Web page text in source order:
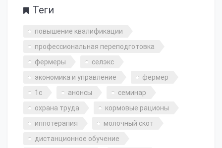
Теги
повышение квалификации
профессиональная переподготовка
фермеры
селэкс
экономика и управление
фермер
1с
анонсы
семинар
охрана труда
кормовые рационы
иппотерапия
молочный скот
дистанционное обучение